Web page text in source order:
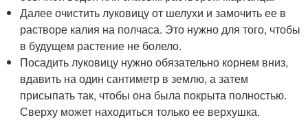
Далее очистить луковицу от шелухи и замочить ее в
растворе калия на полчаса. Это нужно для того, чтобы
в будущем растение не болело.
Посадить луковицу нужно обязательно корнем вниз,
вдавить на один сантиметр в землю, а затем
присыпать так, чтобы она была покрыта полностью.
Сверху может находиться только ее верхушка.